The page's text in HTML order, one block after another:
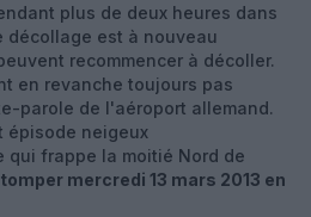
plus de deux heures dans
décollage est à nouveau
recommencer à décoller.
en revanche toujours pas
parole de l'aéroport allemand.
épisode neigeux
qui frappe la moitié Nord de
mercredi 13 mars 2013 en